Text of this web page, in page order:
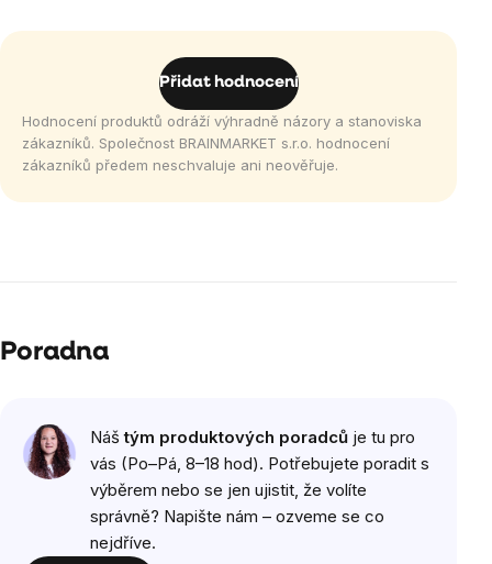
Přidat hodnocení
Hodnocení produktů odráží výhradně názory a stanoviska
zákazníků. Společnost BRAINMARKET s.r.o. hodnocení
zákazníků předem neschvaluje ani neověřuje.
Poradna
Náštým produktových poradců je tu pro
vás (Po–Pá, 8–18 hod). Potřebujete poradit s
výběrem nebo se jen ujistit, že volíte
správně? Napište nám – ozveme se co
nejdříve.